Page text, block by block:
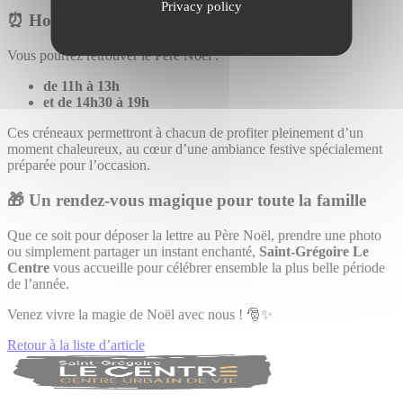
Privacy policy
⏰ Horaires de rencontre
Vous pourrez retrouver le Père Noël :
de 11h à 13h
et de 14h30 à 19h
Ces créneaux permettront à chacun de profiter pleinement d’un
moment chaleureux, au cœur d’une ambiance festive spécialement
préparée pour l’occasion.
🎁 Un rendez-vous magique pour toute la famille
Que ce soit pour déposer la lettre au Père Noël, prendre une photo
ou simplement partager un instant enchanté, Saint-Grégoire Le
Centre vous accueille pour célébrer ensemble la plus belle période
de l’année.
Venez vivre la magie de Noël avec nous ! 🎅✨
Retour à la liste d’article